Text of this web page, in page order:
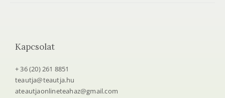
Kapcsolat
+ 36 (20) 261 8851
teautja@teautja.hu
ateautjaonlineteahaz@gmail.com